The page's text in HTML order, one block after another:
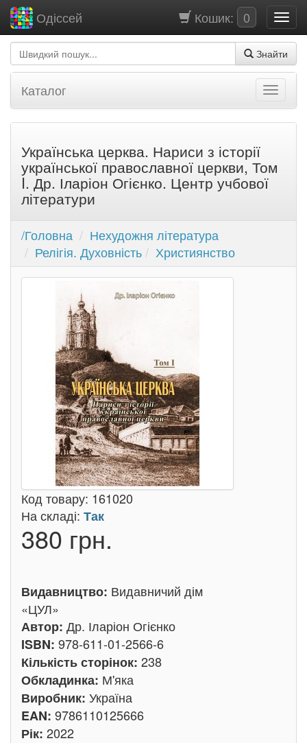
Кошик: 0
Одіссей
Знайти
Каталог
Українська церква. Нариси з історії
української православної церкви, Том
I. Др. Іларіон Огієнко. Центр учбової
літератури
/Головна
Нехудожня література
Релігія. Духовність
Християнство
Код товару: 161020
На складі: Так
380 грн.
Видавництво: Видавничий дім
«ЦУЛ»
Автор: Др. Іларіон Огієнко
ISBN: 978-611-01-2566-6
Кількість сторінок: 238
Обкладинка: М'яка
Виробник: Україна
EAN: 9786110125666
Рік: 2022